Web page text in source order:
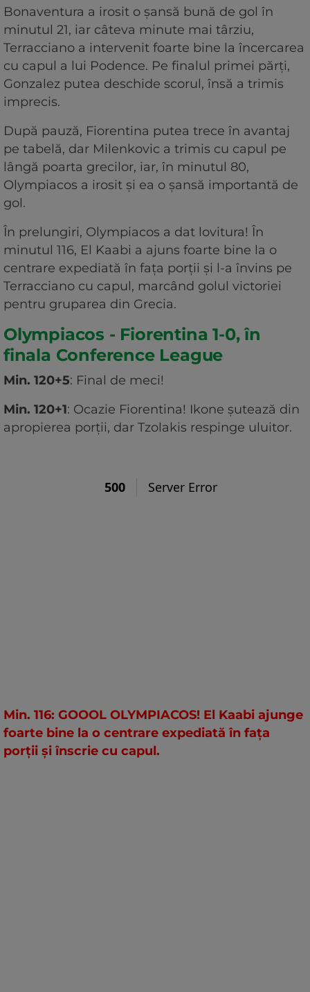
Bonaventura a irosit o șansă bună de gol în
minutul 21, iar câteva minute mai târziu,
Terracciano a intervenit foarte bine la încercarea
cu capul a lui Podence. Pe finalul primei părți,
Gonzalez putea deschide scorul, însă a trimis
imprecis.
După pauză, Fiorentina putea trece în avantaj
pe tabelă, dar Milenkovic a trimis cu capul pe
lângă poarta grecilor, iar, în minutul 80,
Olympiacos a irosit și ea o șansă importantă de
gol.
În prelungiri, Olympiacos a dat lovitura! În
minutul 116, El Kaabi a ajuns foarte bine la o
centrare expediată în fața porții și l-a învins pe
Terracciano cu capul, marcând golul victoriei
pentru gruparea din Grecia.
Olympiacos - Fiorentina 1-0, în
finala Conference League
Min. 120+5: Final de meci!
Min. 120+1: Ocazie Fiorentina! Ikone șutează din
apropierea porții, dar Tzolakis respinge uluitor.
Min. 116: GOOOL OLYMPIACOS! El Kaabi ajunge
foarte bine la o centrare expediată în fața
porții și înscrie cu capul.